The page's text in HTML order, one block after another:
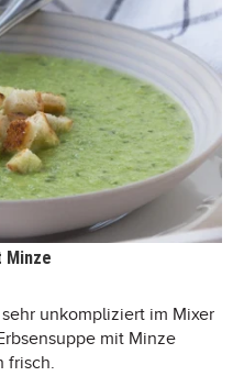
Minze
unkompliziert im Mixer
mit Minze